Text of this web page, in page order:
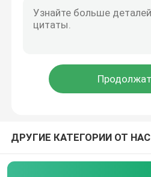
Продукты
ДРУГИЕ КАТЕГОРИИ ОТ НАС